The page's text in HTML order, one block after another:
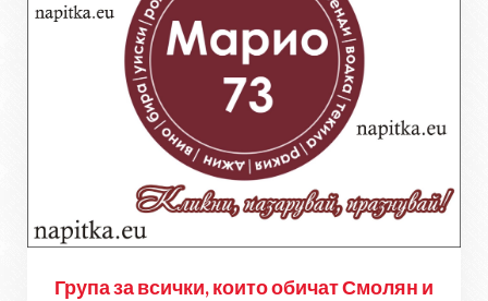
Група за всички, които обичат Смолян и